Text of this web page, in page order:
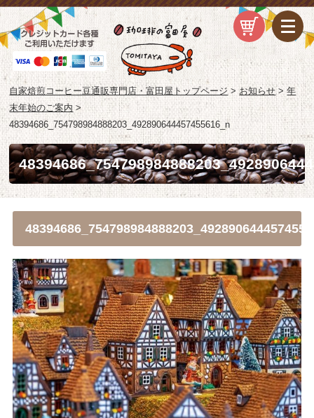
自家焙煎コーヒー豆通販専門店・富田屋トップページ>お知らせ>年
末年始のご案内 >
48394686_754798984888203_492890644457455616_n